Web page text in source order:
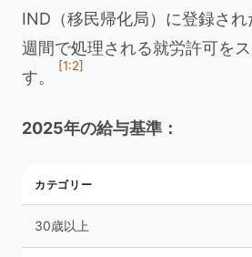
IND（移民帰化局）に登録さ
週間で処理される就労許可を
す。
[1:2]
2025年の給与基準：
カテゴリー
30歳以上